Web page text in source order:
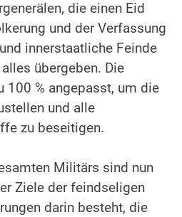
die einen Eid
und der Verfassung
innerstaatliche Feinde
übergeben. Die
100 % angepasst, um die
und alle
zu beseitigen.
Militärs sind nun
Ziele der feindseligen
darin besteht, die